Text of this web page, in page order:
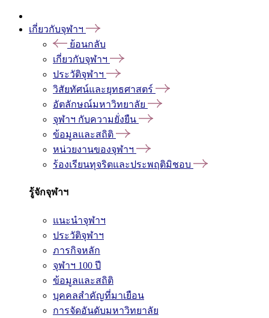
เกี่ยวกับจุฬาฯ
ย้อนกลับ
เกี่ยวกับจุฬาฯ
ประวัติจุฬาฯ
วิสัยทัศน์และยุทธศาสตร์
อัตลักษณ์มหาวิทยาลัย
จุฬาฯ กับความยั่งยืน
ข้อมูลและสถิติ
หน่วยงานของจุฬาฯ
ร้องเรียนทุจริตและประพฤติมิชอบ
รู้จักจุฬาฯ
แนะนำจุฬาฯ
ประวัติจุฬาฯ
ภารกิจหลัก
จุฬาฯ 100 ปี
ข้อมูลและสถิติ
บุคคลสำคัญที่มาเยือน
การจัดอันดับมหาวิทยาลัย